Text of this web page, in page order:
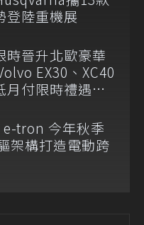
登陸重機展
時晉升北歐豪華
EX30、XC40
月付限時禮遇登
e-tron 今年秋季
架構打造電動跨